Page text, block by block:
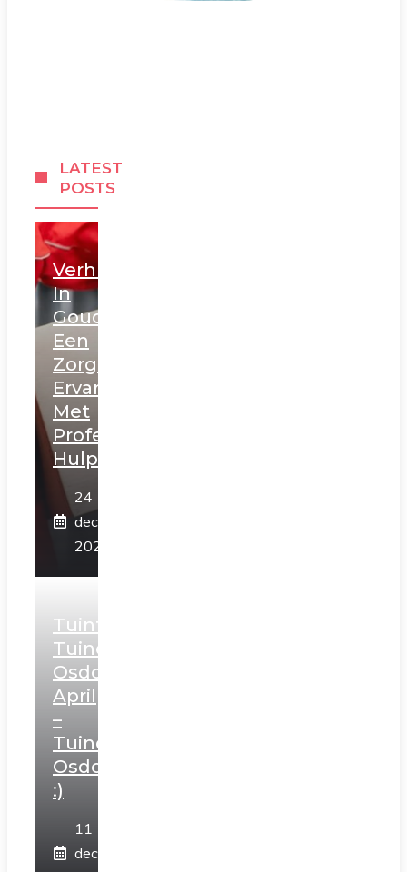
LATEST
POSTS
Verhuizen
In
Gouda:
Een
Zorgeloze
Ervaring
Met
Professionele
Hulp
24
december
2025
Tuintips
Tuincentrum
Osdorp
April
–
Tuincentrum
Osdorp
:)
11
december